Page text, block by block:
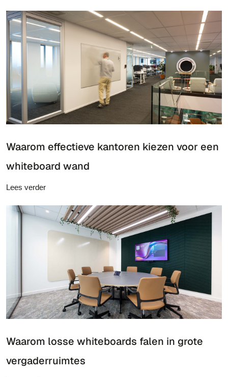
Waarom effectieve kantoren kiezen voor een
whiteboard wand
Lees verder
Waarom losse whiteboards falen in grote
vergaderruimtes